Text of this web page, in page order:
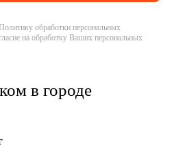
обработки персональных
на обработку Ваших персональных
в городе